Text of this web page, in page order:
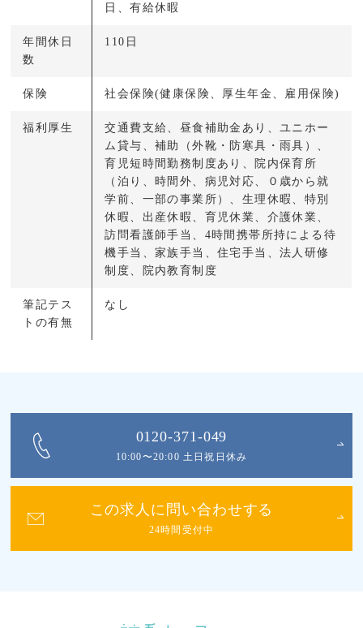
日、有給休暇
年間休日
数
110日
保険 社会保険(健康保険、厚生年金、雇用保険)
福利厚生
交通費支給、昼⾷補助金あり、ユニホー
ム貸与、補助（外靴・防寒具・雨具）、
育児短時間勤務制度あり、院内保育所
（泊り、時間外、病児対応、０歳から就
学前、⼀部の事業所）、生理休暇、特別
休暇、出産休暇、育児休業、介護休業、
訪問看護師手当、4時間携帯所持による待
機手当、家族手当、住宅手当、法⼈研修
制度、院内教育制度
筆記テス
トの有無
なし
0120-371-049
10:00〜20:00 土日祝日休み
この求人に問い合わせする
24時間受付中